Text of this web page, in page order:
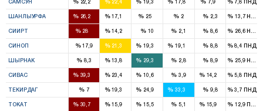
САМСУН 22,2 22,4 19,3 17,8 7,9 7,8 ПНД
ШАНЛЫУРФА %26,2 %17,1 % 25 % 2 % 2,3 %13,7
СИИРТ %28 %14,2 %10 % 2,1 % 8,6 %26,6
СИНОП %17,9 %21,3 % 19,3 %19,1 % 8,8 %8,4 ПНД
ШЫРНАК % 8,3 %13,8 % 29,3 % 2,8 % 8,9 %25,9
СИВАС %39,3 %23,4 % 10,6 % 3,9 %14,2 %5,8 ПНД
ТЕКИРДАГ %7 %19,3 % 24,9 %33,3 % 9,8 %3,7 ПНД
ТОКАТ %30,7 %15,9 % 15,5 % 5,1 %15,9 %12,9ПНД